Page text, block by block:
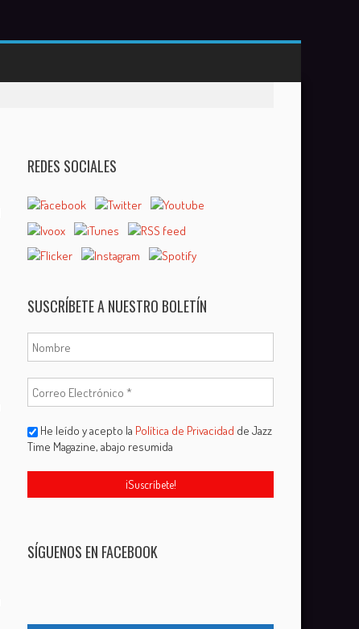
REDES SOCIALES
SUSCRÍBETE A NUESTRO BOLETÍN
He leído y acepto la Política de Privacidad de Jazz
Time Magazine, abajo resumida
SÍGUENOS EN FACEBOOK